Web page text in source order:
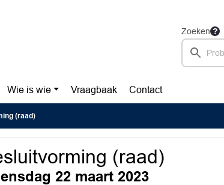
Zoeken
Wie is wie Vraagbaak Contact
(raad)
(raad)
22 maart 2023